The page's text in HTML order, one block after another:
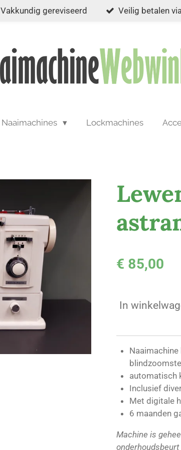
Vakkundig gereviseerd Veilig betalen
Naaimachines Lockmachines
€ 85,00
In
automatisch
Inclusief
Met digitale
6 maanden
Machine is
onderhoudsbeurt